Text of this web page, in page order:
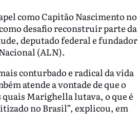
como Capitão Nascimento no
desafio reconstruir parte da
deputado federal e fundador
(ALN).
conturbado e radical da vida
atende a vontade de que o
quais Marighella lutava, o que é
no Brasil”, explicou, em